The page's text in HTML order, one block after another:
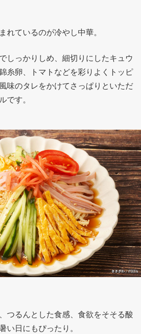
れているのが冷やし中華。
しっかりしめ、細切りにしたキュウ
糸卵、トマトなどを彩りよくトッピ
味のタレをかけてさっぱりといただ
です。
つるんとした食感、食欲をそそる酸
い日にもぴったり。